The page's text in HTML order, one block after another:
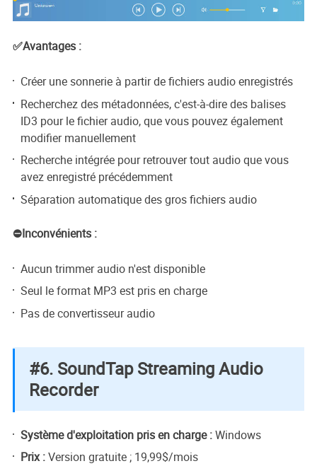
✅Avantages :
Créer une sonnerie à partir de fichiers audio enregistrés
Recherchez des métadonnées, c'est-à-dire des balises
ID3 pour le fichier audio, que vous pouvez également
modifier manuellement
Recherche intégrée pour retrouver tout audio que vous
avez enregistré précédemment
Séparation automatique des gros fichiers audio
⛔Inconvénients :
Aucun trimmer audio n'est disponible
Seul le format MP3 est pris en charge
Pas de convertisseur audio
#6. SoundTap Streaming Audio
Recorder
Système d'exploitation pris en charge :Windows
Prix :Version gratuite ; 19,99$/mois